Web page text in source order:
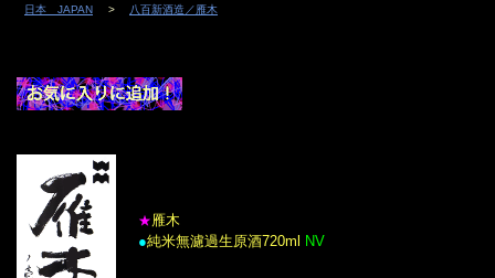
日本 JAPAN
八百新酒造／雁木
★雁木
●純米無濾過生原酒720ml NV
は午後2時頃からの営業。
ワイン
2
3 4 5 6 7